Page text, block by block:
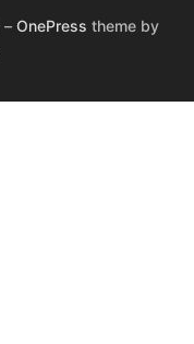
– OnePress theme by